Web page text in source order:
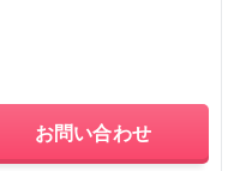
お問い合わせ